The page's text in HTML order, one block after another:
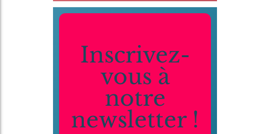
Inscrivez-
vous à
notre
newsletter !